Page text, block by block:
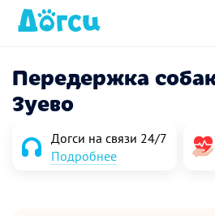
Передержка
Зуево
Догси на связи 24/7
Подробнее